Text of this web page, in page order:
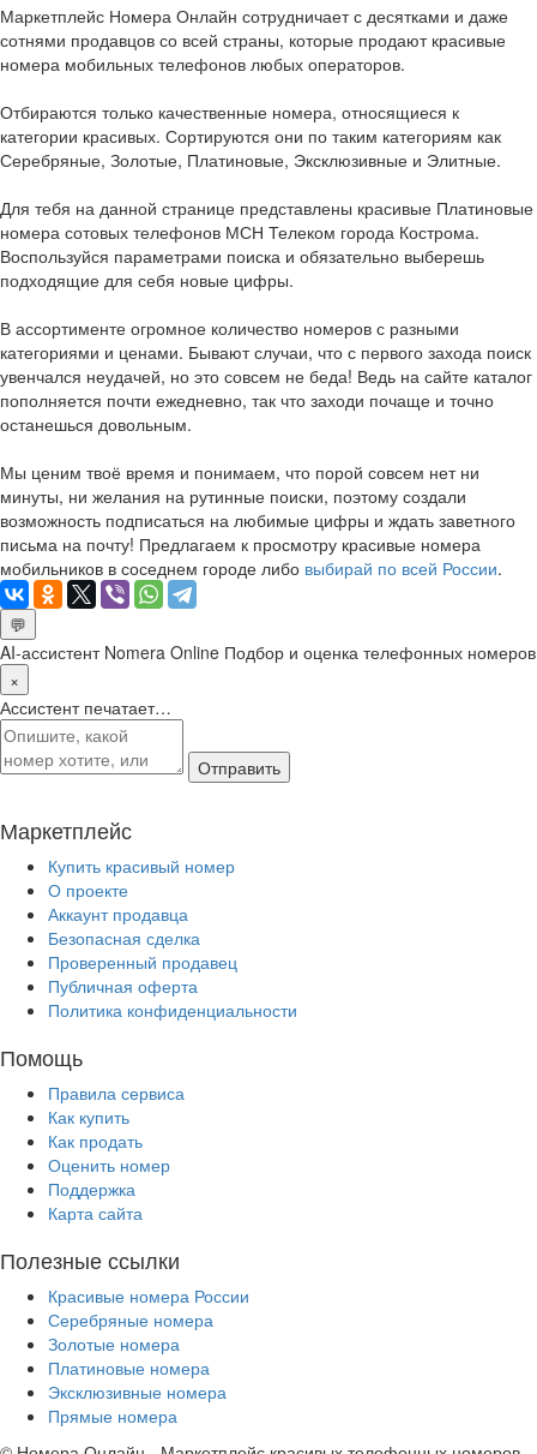
Маркетплейс Номера Онлайн сотрудничает с десятками и даже
сотнями продавцов со всей страны, которые продают красивые
номера мобильных телефонов любых операторов.
Отбираются только качественные номера, относящиеся к
категории красивых. Сортируются они по таким категориям как
Серебряные, Золотые, Платиновые, Эксклюзивные и Элитные.
Для тебя на данной странице представлены красивые Платиновые
номера сотовых телефонов МСН Телеком города Кострома.
Воспользуйся параметрами поиска и обязательно выберешь
подходящие для себя новые цифры.
В ассортименте огромное количество номеров с разными
категориями и ценами. Бывают случаи, что с первого захода поиск
увенчался неудачей, но это совсем не беда! Ведь на сайте каталог
пополняется почти ежедневно, так что заходи почаще и точно
останешься довольным.
Мы ценим твоё время и понимаем, что порой совсем нет ни
минуты, ни желания на рутинные поиски, поэтому создали
возможность подписаться на любимые цифры и ждать заветного
письма на почту! Предлагаем к просмотру красивые номера
мобильников в соседнем городе либо выбирай по всей России.
💬
AI-ассистент Nomera Online Подбор и оценка телефонных номеров
×
Ассистент печатает…
Отправить
Маркетплейс
Купить красивый номер
О проекте
Аккаунт продавца
Безопасная сделка
Проверенный продавец
Публичная оферта
Политика конфиденциальности
Помощь
Правила сервиса
Как купить
Как продать
Оценить номер
Поддержка
Карта сайта
Полезные ссылки
Красивые номера России
Серебряные номера
Золотые номера
Платиновые номера
Эксклюзивные номера
Прямые номера